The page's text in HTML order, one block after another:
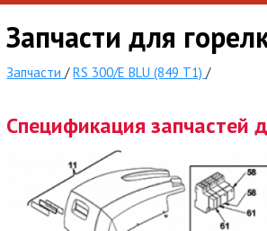
Запчасти для
Запчасти /RS 300/E BLU (849 T1) /
Спецификация запчастей